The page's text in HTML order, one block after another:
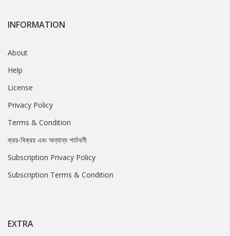
INFORMATION
About
Help
License
Privacy Policy
Terms & Condition
ক্রয়-বিক্রয় এবং অন্যান্য শর্তাবলী
Subscription Privacy Policy
Subscription Terms & Condition
EXTRA